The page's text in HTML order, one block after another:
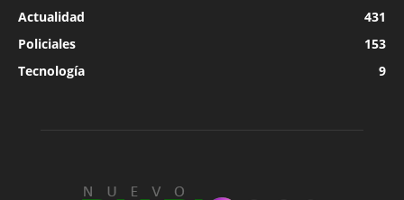
Actualidad
431
Policiales
153
Tecnología
9